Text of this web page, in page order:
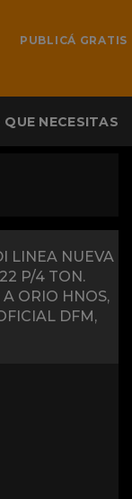
PUBLICÁ GRATIS
NECESITAS
LINEA NUEVA
P/4 TON.
ORIO HNOS,
DFM,